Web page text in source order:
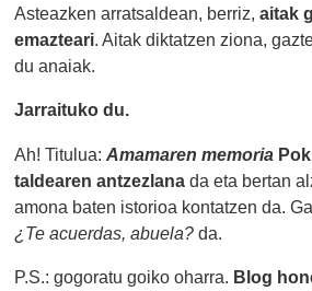
Asteazken arratsaldean, berriz,aitak
emazteari. Aitak diktatzen ziona,
du anaiak.
Jarraituko du.
Ah! Titulua: Amamaren memoria
taldearen antzezlana da eta bertan
amona baten istorioa kontatzen da.
¿Te acuerdas, abuela? da.
P.S.: gogoratu goiko oharra. Blog